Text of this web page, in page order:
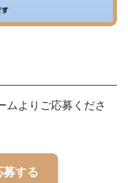
ムよりご応募くださ
募する